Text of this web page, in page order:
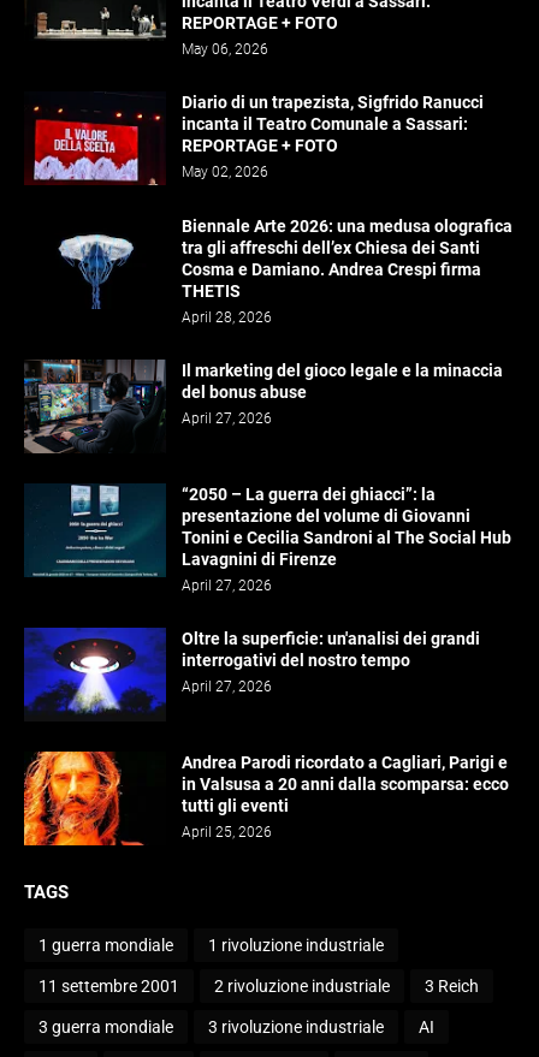
REPORTAGE + FOTO
May 06, 2026
Diario di un trapezista, Sigfrido Ranucci
incanta il Teatro Comunale a Sassari:
REPORTAGE + FOTO
May 02, 2026
Biennale Arte 2026: una medusa olografica
tra gli affreschi dell’ex Chiesa dei Santi
Cosma e Damiano. Andrea Crespi firma
THETIS
April 28, 2026
Il marketing del gioco legale e la minaccia
del bonus abuse
April 27, 2026
“2050 – La guerra dei ghiacci”: la
presentazione del volume di Giovanni
Tonini e Cecilia Sandroni al The Social Hub
Lavagnini di Firenze
April 27, 2026
Oltre la superficie: un'analisi dei grandi
interrogativi del nostro tempo
April 27, 2026
Andrea Parodi ricordato a Cagliari, Parigi e
in Valsusa a 20 anni dalla scomparsa: ecco
tutti gli eventi
April 25, 2026
TAGS
1 guerra mondiale 1 rivoluzione industriale
11 settembre 2001 2 rivoluzione industriale 3 Reich
3 guerra mondiale 3 rivoluzione industriale AI